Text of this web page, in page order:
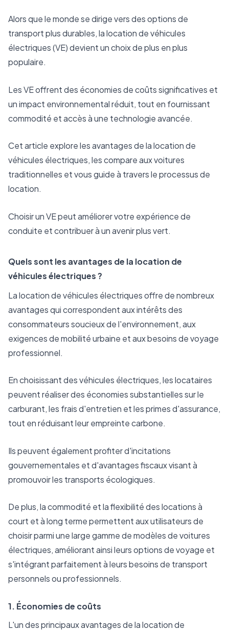
Alors que le monde se dirige vers des options de
transport plus durables, la location de véhicules
électriques (VE) devient un choix de plus en plus
populaire.
Les VE offrent des économies de coûts significatives et
un impact environnemental réduit, tout en fournissant
commodité et accès à une technologie avancée.
Cet article explore les avantages de la location de
véhicules électriques, les compare aux voitures
traditionnelles et vous guide à travers le processus de
location.
Choisir un VE peut améliorer votre expérience de
conduite et contribuer à un avenir plus vert.
Quels sont les avantages de la location de
véhicules électriques ?
La location de véhicules électriques offre de nombreux
avantages qui correspondent aux intérêts des
consommateurs soucieux de l'environnement, aux
exigences de mobilité urbaine et aux besoins de voyage
professionnel.
En choisissant des véhicules électriques, les locataires
peuvent réaliser des économies substantielles sur le
carburant, les frais d'entretien et les primes d'assurance,
tout en réduisant leur empreinte carbone.
Ils peuvent également profiter d'incitations
gouvernementales et d'avantages fiscaux visant à
promouvoir les transports écologiques.
De plus, la commodité et la flexibilité des locations à
court et à long terme permettent aux utilisateurs de
choisir parmi une large gamme de modèles de voitures
électriques, améliorant ainsi leurs options de voyage et
s'intégrant parfaitement à leurs besoins de transport
personnels ou professionnels.
1. Économies de coûts
L'un des principaux avantages de la location de